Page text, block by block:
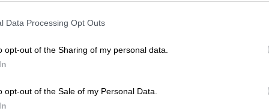
Data Processing Opt Outs
opt-out of the Sharing of my personal data.
opt-out of the Sale of my Personal Data.
CONSULTATION GRATUITE SUR LA
cette bière ? Nous sommes là
commerçants ou